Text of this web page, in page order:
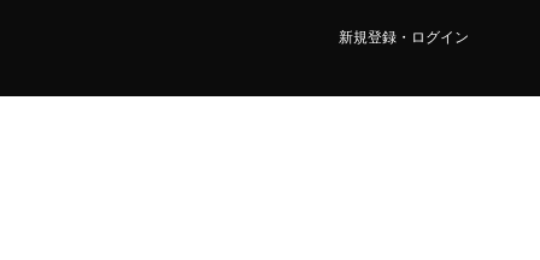
新規登録・ログイン